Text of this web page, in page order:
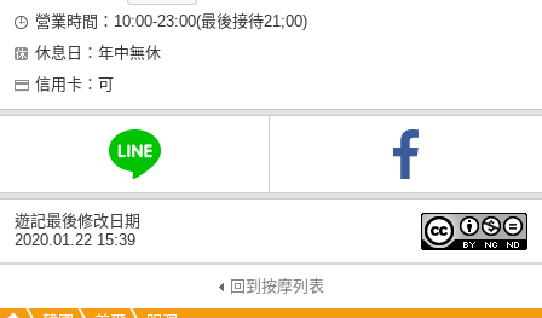
營業時間：10:00-23:00(最後接待21;00)
休息日：年中無休
信用卡：可
遊記最後修改日期
2020.01.22 15:39
回到按摩列表